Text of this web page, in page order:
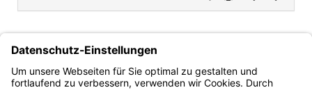
Der Bayerische Ministerpräsident
Horst Seehofer